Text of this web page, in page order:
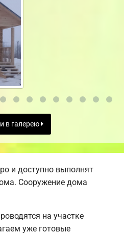
в галерею
и доступно выполнят
Сооружение дома
на участке
уже готовые